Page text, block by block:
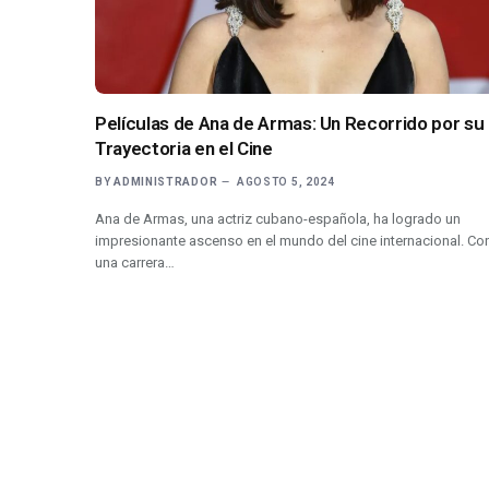
Películas de Ana de Armas: Un Recorrido por su
Trayectoria en el Cine
BY ADMINISTRADOR AGOSTO 5, 2024
Ana de Armas, una actriz cubano-española, ha logrado un
impresionante ascenso en el mundo del cine internacional.
una carrera…